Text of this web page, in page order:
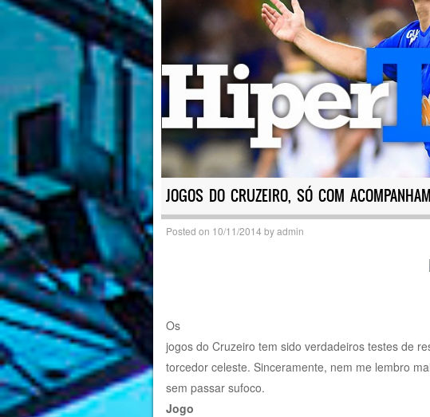
JOGOS DO CRUZEIRO, SÓ COM
Posted on 10/11/2014 byadmin
Os
jogos do Cruzeiro tem sido verdadeiros testes de
torcedor celeste. Sinceramente, nem me lembro
sem passar sufoco.
Jogo